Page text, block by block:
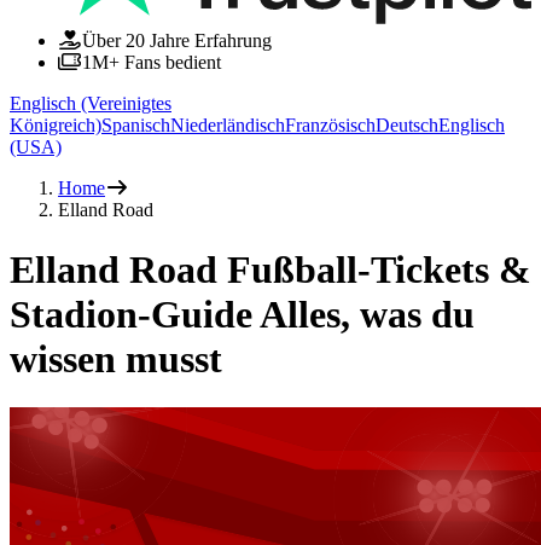
Über 20 Jahre Erfahrung
1M+ Fans bedient
Englisch (Vereinigtes
Königreich)SpanischNiederländischFranzösischDeutschEnglisch
(USA)
Home
Elland Road
Elland Road Fußball-Tickets &
Stadion-Guide Alles, was du
wissen musst